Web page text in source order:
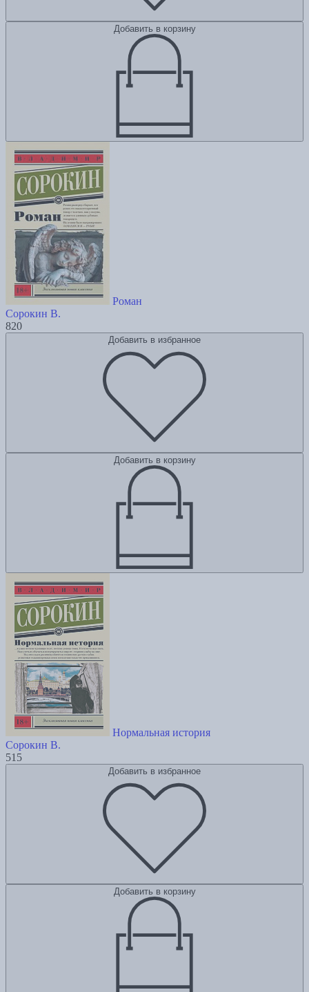
Добавить в корзину
Роман
Сорокин В.
820
Добавить в избранное
Добавить в корзину
Нормальная история
Сорокин В.
515
Добавить в избранное
Добавить в корзину